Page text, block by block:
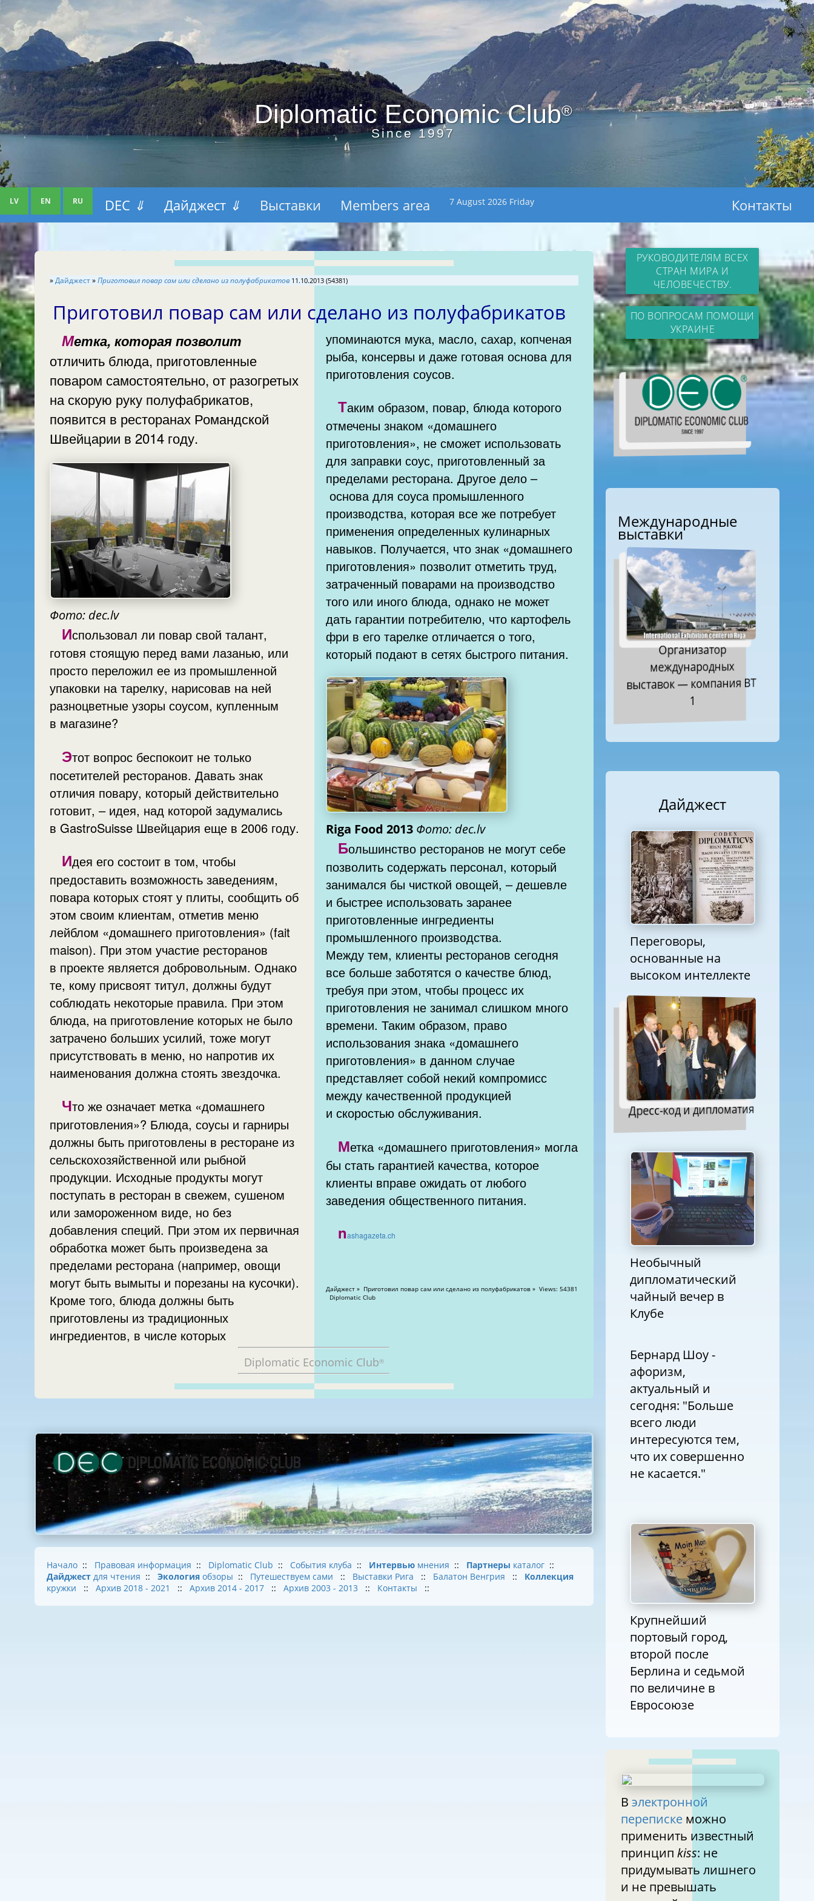
Diplomatic Economic Club®
Since 1997
LV EN RU DEC ⇓ Дайджест ⇓ Выставки Members area 7 August 2026 Friday Контакты
»Дайджест»Приготовил повар сам или сделано из полуфабрикатов 11.10.2013 (54381)
Приготовил повар сам или сделано из полуфабрикатов
Метка, которая позволит
отличить блюда, приготовленные
поваром самостоятельно, от разогретых
на скорую руку полуфабрикатов,
появится в ресторанах Романдской
Швейцарии в 2014 году.
Фото: dec.lv
Использовал ли повар свой талант,
готовя стоящую перед вами лазанью, или
просто переложил ее из промышленной
упаковки на тарелку, нарисовав на ней
разноцветные узоры соусом, купленным
в магазине?
Этот вопрос беспокоит не только
посетителей ресторанов. Давать знак
отличия повару, который действительно
готовит, – идея, над которой задумались
в GastroSuisse Швейцария еще в 2006 году.
Идея его состоит в том, чтобы
предоставить возможность заведениям,
повара которых стоят у плиты, сообщить об
этом своим клиентам, отметив меню
лейблом «домашнего приготовления» (fait
maison). При этом участие ресторанов
в проекте является добровольным. Однако
те, кому присвоят титул, должны будут
соблюдать некоторые правила. При этом
блюда, на приготовление которых не было
затрачено больших усилий, тоже могут
присутствовать в меню, но напротив их
наименования должна стоять звездочка.
Что же означает метка «домашнего
приготовления»? Блюда, соусы и гарниры
должны быть приготовлены в ресторане из
сельскохозяйственной или рыбной
продукции. Исходные продукты могут
поступать в ресторан в свежем, сушеном
или замороженном виде, но без
добавления специй. При этом их первичная
обработка может быть произведена за
пределами ресторана (например, овощи
могут быть вымыты и порезаны на кусочки).
Кроме того, блюда должны быть
приготовлены из традиционных
ингредиентов, в числе которых
упоминаются мука, масло, сахар, копченая
рыба, консервы и даже готовая основа для
приготовления соусов.
Таким образом, повар, блюда которого
отмечены знаком «домашнего
приготовления», не сможет использовать
для заправки соус, приготовленный за
пределами ресторана. Другое дело –
основа для соуса промышленного
производства, которая все же потребует
применения определенных кулинарных
навыков. Получается, что знак «домашнего
приготовления» позволит отметить труд,
затраченный поварами на производство
того или иного блюда, однако не может
дать гарантии потребителю, что картофель
фри в его тарелке отличается о того,
который подают в сетях быстрого питания.
Riga Food 2013 Фото: dec.lv
Большинство ресторанов не могут себе
позволить содержать персонал, который
занимался бы чисткой овощей, – дешевле
и быстрее использовать заранее
приготовленные ингредиенты
промышленного производства.
Между тем, клиенты ресторанов сегодня
все больше заботятся о качестве блюд,
требуя при этом, чтобы процесс их
приготовления не занимал слишком много
времени. Таким образом, право
использования знака «домашнего
приготовления» в данном случае
представляет собой некий компромисс
между качественной продукцией
и скоростью обслуживания.
Метка «домашнего приготовления» могла
бы стать гарантией качества, которое
клиенты вправе ожидать от любого
заведения общественного питания.
nashagazeta.ch
Дайджест » Приготовил повар сам или сделано из полуфабрикатов » Views: 54381
Diplomatic Club
Diplomatic Economic Club®
Начало :: Правовая информация :: Diplomatic Club :: События клуба :: Интервью мнения :: Партнеры каталог ::
Дайджест для чтения :: Экология обзоры :: Путешествуем сами :: Выставки Рига :: Балатон Венгрия :: Коллекция
кружки
:: Архив 2018 - 2021 :: Архив 2014 - 2017 :: Архив 2003 - 2013 :: Контакты ::
РУКОВОДИТЕЛЯМ ВСЕХ
СТРАН МИРА И
ЧЕЛОВЕЧЕСТВУ.
ПО ВОПРОСАМ ПОМОЩИ
УКРАИНЕ
Международные
выставки
Организатор
международных
выставок — компания ВТ
1
Дайджест
Переговоры,
основанные на
высоком интеллекте
Дресс-код и дипломатия
Необычный
дипломатический
чайный вечер в
Клубе
Бернард Шоу -
афоризм,
актуальный и
сегодня: "Больше
всего люди
интересуются тем,
что их совершенно
не касается."
Крупнейший
портовый город,
второй после
Берлина и седьмой
по величине в
Евросоюзе
В электронной
перепискеможно
применить известный
принцип kiss: не
придумывать лишнего
и не превышать